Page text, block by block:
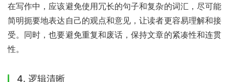
在写作中，应该避免使用冗长的句子和复杂的词汇，尽可能
简明扼要地表达自己的观点和意见，让读者更容易理解和接
受。同时，也要避免重复和废话，保持文章的紧凑性和连贯
性。
4. 逻辑清晰